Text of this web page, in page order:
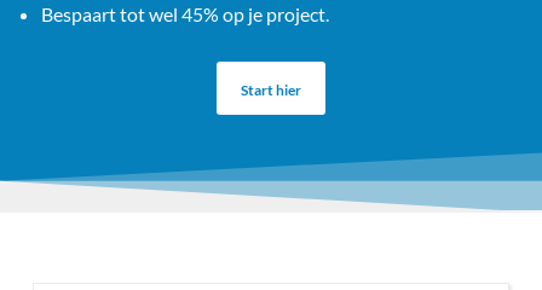
Bespaart tot wel 45% op je project.
Start hier